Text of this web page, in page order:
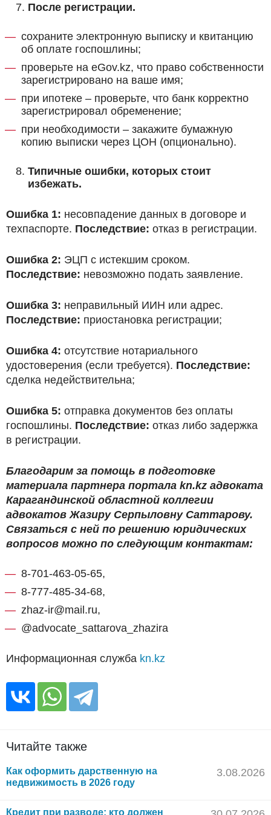
После регистрации.
сохраните электронную выписку и квитанцию
об оплате госпошлины;
проверьте на eGov.kz, что право собственности
зарегистрировано на ваше имя;
при ипотеке – проверьте, что банк корректно
зарегистрировал обременение;
при необходимости – закажите бумажную
копию выписки через ЦОН (опционально).
Типичные ошибки, которых стоит
избежать.
Ошибка 1: несовпадение данных в договоре и
техпаспорте. Последствие: отказ в регистрации.
Ошибка 2: ЭЦП с истекшим сроком.
Последствие: невозможно подать заявление.
Ошибка 3: неправильный ИИН или адрес.
Последствие: приостановка регистрации;
Ошибка 4: отсутствие нотариального
удостоверения (если требуется). Последствие:
сделка недействительна;
Ошибка 5: отправка документов без оплаты
госпошлины. Последствие: отказ либо задержка
в регистрации.
Благодарим за помощь в подготовке
материала партнера портала kn.kz адвоката
Карагандинской областной коллегии
адвокатов Жазиру Серпыловну Саттарову.
Связаться с ней по решению юридических
вопросов можно по следующим контактам:
8-701-463-05-65,
8-777-485-34-68,
zhaz-ir@mail.ru,
@advocate_sattarova_zhazira
Информационная служба kn.kz
Читайте также
Как оформить дарственную на
недвижимость в 2026 году
3.08.2026
Кредит при разводе: кто должен